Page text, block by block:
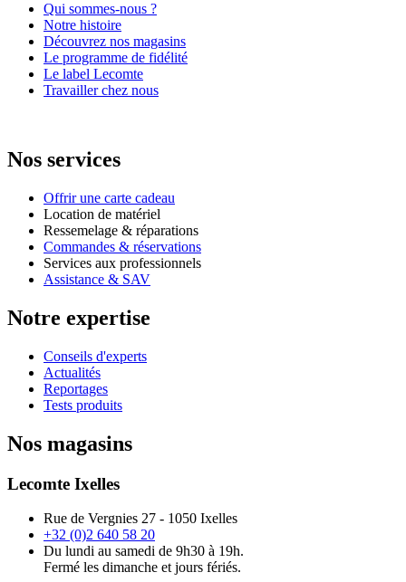
Qui sommes-nous ?
Notre histoire
Découvrez nos magasins
Le programme de fidélité
Le label Lecomte
Travailler chez nous
Nos services
Offrir une carte cadeau
Location de matériel
Ressemelage & réparations
Commandes & réservations
Services aux professionnels
Assistance & SAV
Notre expertise
Conseils d'experts
Actualités
Reportages
Tests produits
Nos magasins
Lecomte Ixelles
Rue de Vergnies 27 - 1050 Ixelles
+32 (0)2 640 58 20
Du lundi au samedi de 9h30 à 19h.
Fermé les dimanche et jours fériés.